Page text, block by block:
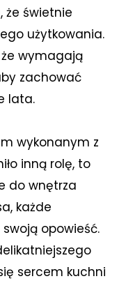
że świetnie
użytkowania.
wymagają
zachować
lata.
wykonanym z
inną rolę, to
do wnętrza
każde
opowieść.
sercem kuchni